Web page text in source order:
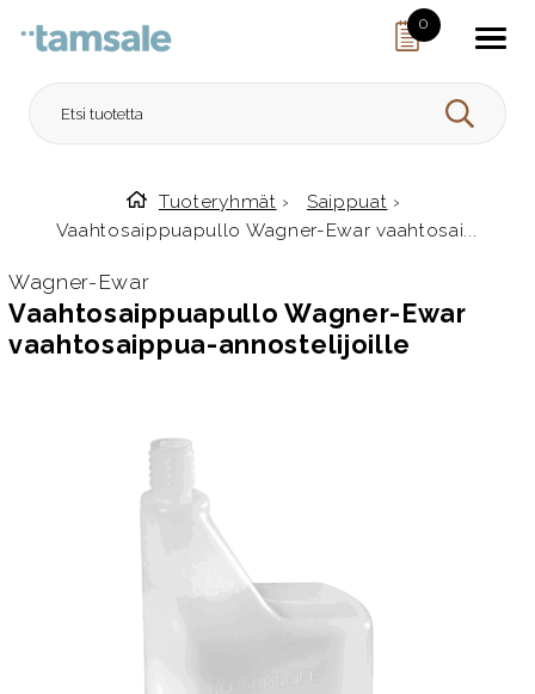
0
HAE
Etusivulle
Tuoteryhmät › Saippuat ›
Vaahtosaippuapullo Wagner-Ewar vaahtosai...
Wagner-Ewar
Vaahtosaippuapullo Wagner-Ewar
vaahtosaippua-annostelijoille